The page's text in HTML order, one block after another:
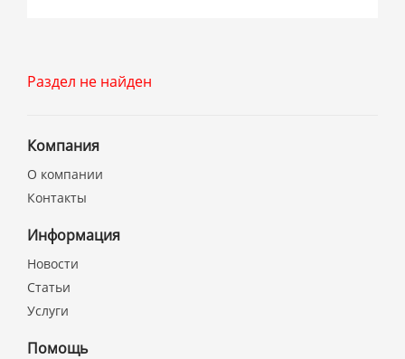
Раздел не найден
Компания
О компании
Контакты
Информация
Новости
Статьи
Услуги
Помощь